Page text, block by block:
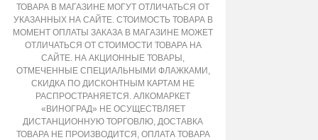
ТОВАРА В МАГАЗИНЕ МОГУТ ОТЛИЧАТЬСЯ ОТ
УКАЗАННЫХ НА САЙТЕ. СТОИМОСТЬ ТОВАРА В
МОМЕНТ ОПЛАТЫ ЗАКАЗА В МАГАЗИНЕ МОЖЕТ
ОТЛИЧАТЬСЯ ОТ СТОИМОСТИ ТОВАРА НА
САЙТЕ. НА АКЦИОННЫЕ ТОВАРЫ,
ОТМЕЧЕННЫЕ СПЕЦИАЛЬНЫМИ ФЛАЖКАМИ,
СКИДКА ПО ДИСКОНТНЫМ КАРТАМ НЕ
РАСПРОСТРАНЯЕТСЯ. АЛКОМАРКЕТ
«ВИНОГРАД» НЕ ОСУЩЕСТВЛЯЕТ
ДИСТАНЦИОННУЮ ТОРГОВЛЮ, ДОСТАВКА
ТОВАРА НЕ ПРОИЗВОДИТСЯ, ОПЛАТА ТОВАРА